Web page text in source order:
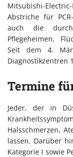
Mitsubishi-
Abstriche für
auch die
Pflegeheimen,
Seit dem 4.
Diagnostikzentren
Termine
Jeder, der in
Halsschmerzen,
lassen. Darüber
Kategorie I sowie